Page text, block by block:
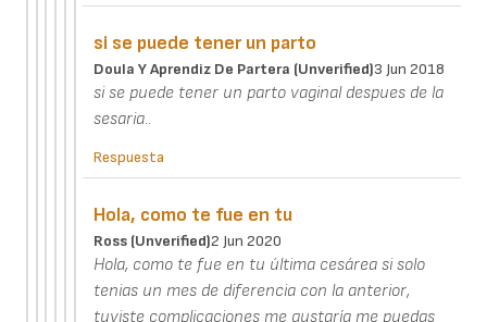
si se puede tener un parto
Doula Y Aprendiz De Partera (unverified)3 Jun 2018
si se puede tener un parto vaginal despues de la
sesaria..
Respuesta
Hola, como te fue en tu
Ross (unverified)2 Jun 2020
Hola, como te fue en tu última cesárea si solo
tenias un mes de diferencia con la anterior,
tuviste complicaciones me gustaría me puedas